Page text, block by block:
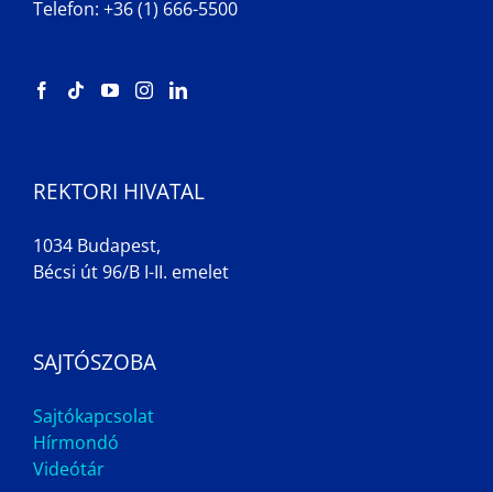
Telefon: +36 (1) 666-5500
REKTORI HIVATAL
1034 Budapest,
Bécsi út 96/B I-II. emelet
SAJTÓSZOBA
Sajtókapcsolat
Hírmondó
Videótár